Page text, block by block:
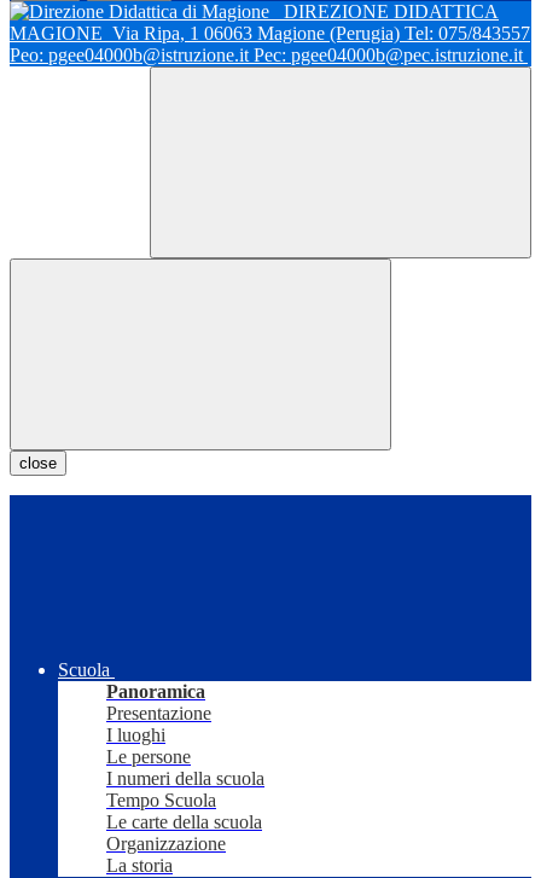
DIREZIONE DIDATTICA
MAGIONE Via Ripa, 1 06063 Magione (Perugia) Tel: 075/843557
Peo: pgee04000b@istruzione.it Pec: pgee04000b@pec.istruzione.it
close
Scuola
Panoramica
Presentazione
I luoghi
Le persone
I numeri della scuola
Tempo Scuola
Le carte della scuola
Organizzazione
La storia